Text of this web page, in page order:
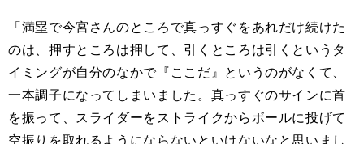
「満塁で今宮さんのところで真っすぐをあれだけ続けた
のは、押すところは押して、引くところは引くというタ
イミングが自分のなかで『ここだ』というのがなくて、
一本調子になってしまいました。真っすぐのサインに首
を振って、スライダーをストライクからボールに投げて
空振りを取れるようにならないといけないなと思いまし